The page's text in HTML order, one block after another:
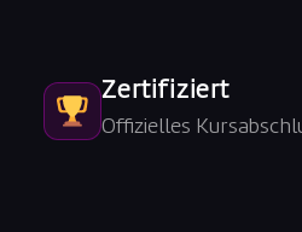
Zertifiziert
Offizielles